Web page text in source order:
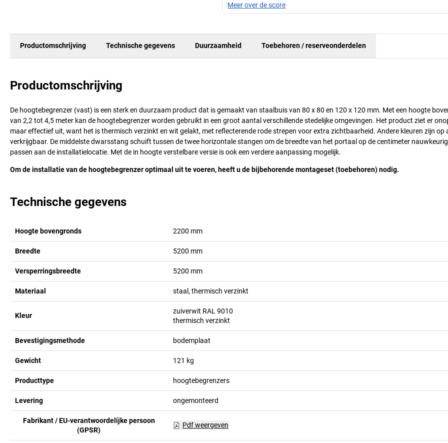
Meer over de score
Productomschrijving Technische gegevens Duurzaamheid Toebehoren / reserveonderdelen
Productomschrijving
De hoogtebegrenzer (vast) is een sterk en duurzaam product dat is gemaakt van staalbuis van 80 x 80 en 120 x 120 mm. Met een hoogte
van 2,2 tot 4,5 meter kan de hoogtebegrenzer worden gebruikt in een groot aantal verschillende stedelijke omgevingen. Het product ziet er
maar effectief uit, want het is thermisch verzinkt en wit gelakt, met reflecterende rode strepen voor extra zichtbaarheid. Andere kleuren zijn op
verkrijgbaar. De middelste dwarsstang schuift tussen de twee horizontale stangen om de breedte van het portaal op de centimeter
passen aan de installatielocatie. Met de in hoogte verstelbare versie is ook een verdere aanpassing mogelijk.
Om de installatie van de hoogtebegrenzer optimaal uit te voeren, heeft u de bijbehorende montageset (toebehoren) nodig.
Technische gegevens
Hoogte bovengronds 2200 mm
Breedte 5200 mm
Versperringsbreedte 5200 mm
Materiaal staal, thermisch verzinkt
Kleur
zuiverwit RAL 9010
thermisch verzinkt
Bevestigingsmethode bodemplaat
Gewicht 121 kg
Producttype hoogtebegrenzers
Levering ongemonteerd
Fabrikant / EU-verantwoordelijke persoon
(GPSR)
Pdf weergeven